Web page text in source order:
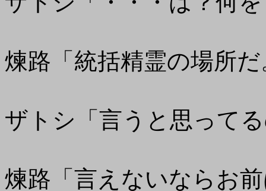
煉路「統括精霊の場所
ザトシ「言うと思って
煉路「言えないならお